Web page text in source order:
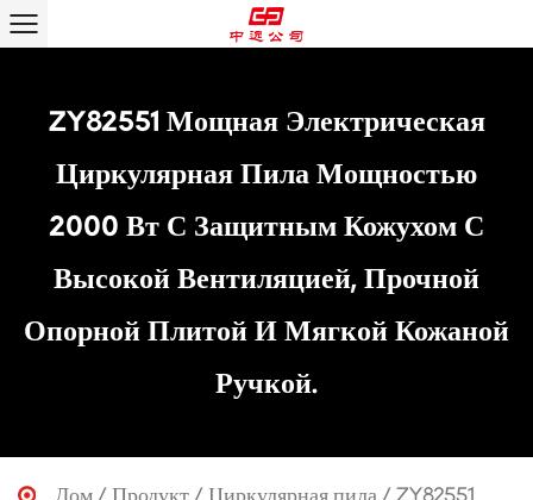
ZY82551 Мощная Электрическая
Циркулярная Пила Мощностью
2000 Вт С Защитным Кожухом С
Высокой Вентиляцией, Прочной
Опорной Плитой И Мягкой Кожаной
Ручкой.
Дом / Продукт / Циркулярная пила / ZY82551